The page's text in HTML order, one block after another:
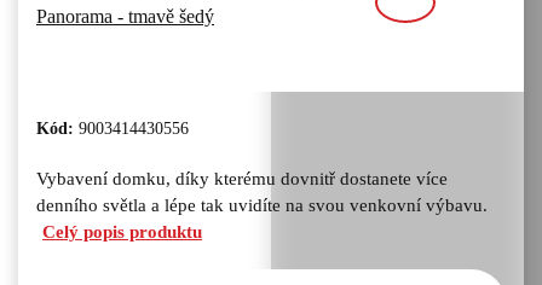
Kód: 9003414430556
Vybavení domku, díky kterému dovnitř dostanete více
denního světla a lépe tak uvidíte na svou venkovní výbavu.
Celý popis produktu